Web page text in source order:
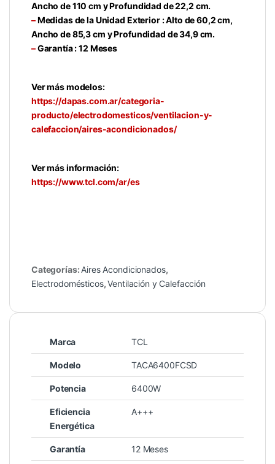
Ancho de 110 cm y Profundidad de 22,2 cm.
–Medidas de la Unidad Exterior : Alto de 60,2 cm,
Ancho de 85,3 cm y Profundidad de 34,9 cm.
–Garantía : 12 Meses
Ver más modelos:
https://dapas.com.ar/categoria-
producto/electrodomesticos/ventilacion-y-
calefaccion/aires-acondicionados/
Ver más información:
https://www.tcl.com/ar/es
Categorías: Aires Acondicionados,
Electrodomésticos,Ventilación y Calefacción
Marca TCL
Modelo TACA6400FCSD
Potencia 6400W
Eficiencia
Energética
A+++
Garantía 12 Meses